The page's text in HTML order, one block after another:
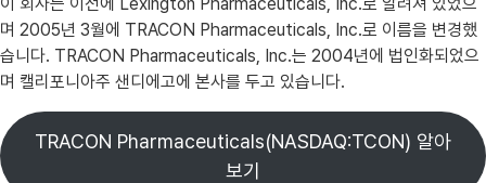
며 2005년 3월에 TRACON Pharmaceuticals, Inc.로 이름을 변경했
습니다. TRACON Pharmaceuticals, Inc.는 2004년에 법인화되었으
며 캘리포니아주 샌디에고에 본사를 두고 있습니다.
TRACON Pharmaceuticals(NASDAQ:TCON) 알아
보기